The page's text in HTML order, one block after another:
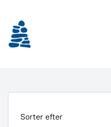
indhold
Sorter efter